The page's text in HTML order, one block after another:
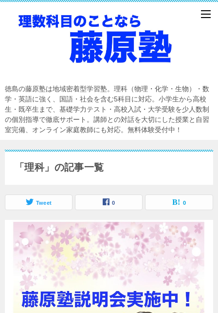
徳島の藤原塾は地域密着型学習塾。理科（物理・化学・生物）・数
学・英語に強く、国語・社会を含む5科目に対応。小学生から高校
生・既卒生まで、基礎学力テスト・高校入試・大学受験を少人数制
の個別指導で徹底サポート。講師との対話を大切にした授業と自習
室完備、オンライン家庭教師にも対応。無料体験受付中！
「理科」の記事一覧
Tweet 0 0